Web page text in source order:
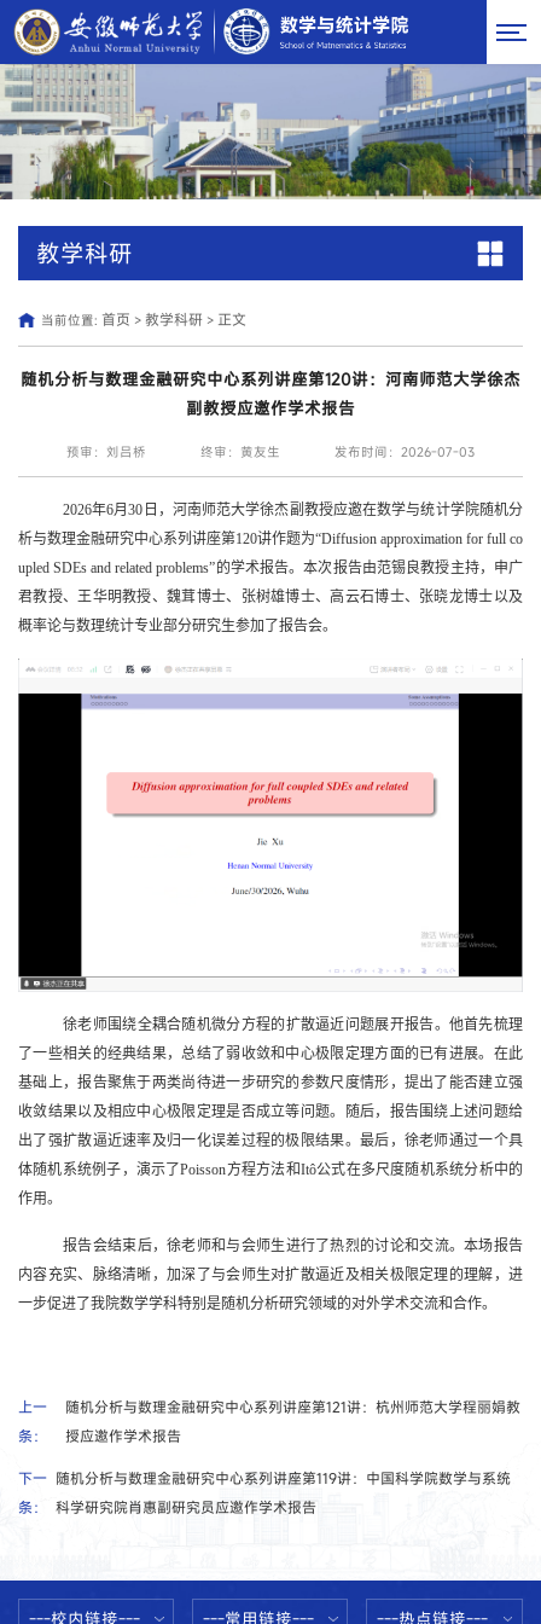
教学科研
当前位置: 首页 > 教学科研> 正文
随机分析与数理金融研究中心系列讲座第120讲：河南师范大学徐杰
副教授应邀作学术报告
预审：刘吕桥 终审：黄友生 发布时间：2026-07-03
2026年6月30 日，河南师范大学徐杰副教授应邀在数学与统计学院随机分
析与数理金融研究中心系列讲座第120讲作题为“Diffusion approximation for full co
upled SDEs and related problems”的学术报告。本次报告由范锡良教授主持，申广
君教授、王华明教授、魏茸博士、张树雄博士、高云石博士、张晓龙博士以及
概率论与数理统计专业部分研究生参加了报告会。
徐老师围绕全耦合随机微分方程的扩散逼近问题展开报告。他首先梳理
了一些相关的经典结果，总结了弱收敛和中心极限定理方面的已有进展。在此
基础上，报告聚焦于两类尚待进一步研究的参数尺度情形，提出了能否建立强
收敛结果以及相应中心极限定理是否成立等问题。随后，报告围绕上述问题给
出了强扩散逼近速率及归一化误差过程的极限结果。最后，徐老师通过一个具
体随机系统例子，演示了Poisson方程方法和Itô公式在多尺度随机系统分析中的
作用。
报告会结束后，徐老师和与会师生进行了热烈的讨论和交流。本场报告
内容充实、脉络清晰，加深了与会师生对扩散逼近及相关极限定理的理解，进
一步促进了我院数学学科特别是随机分析研究领域的对外学术交流和合作。
上一
条：
随机分析与数理金融研究中心系列讲座第121讲：杭州师范大学程丽娟教
授应邀作学术报告
下一
条：
随机分析与数理金融研究中心系列讲座第119讲：中国科学院数学与系统
科学研究院肖惠副研究员应邀作学术报告
---校内链接--- ---常用链接--- ---热点链接---